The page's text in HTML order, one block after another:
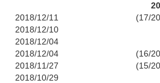
2018/12/11
2018/12/10
2018/12/04
2018/12/04
2018/11/27
2018/10/29